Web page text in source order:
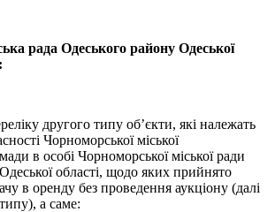
рада Одеського району Одеської
другого типу об’єкти, які належать
Чорноморської міської
в особі Чорноморської міської ради
області, щодо яких прийнято
в оренду без проведення аукціону (далі
а саме: